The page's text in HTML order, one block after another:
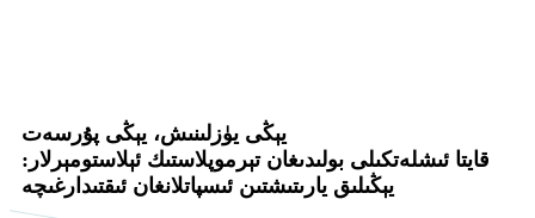
يېڭى يۈزلىنىش، يېڭى پۇرسەت
قايتا ئىشلەتكىلى بولىدىغان تېرموپلاستىك ئېلاستومېرلار:
يېڭىلىق يارىتىشتىن ئىسپاتلانغان ئىقتىدارغىچە